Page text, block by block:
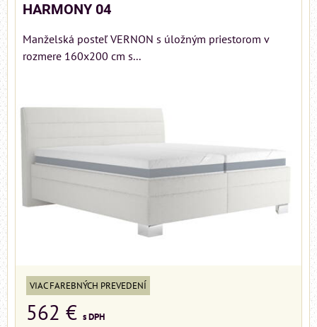
HARMONY 04
Manželská posteľ VERNON s úložným priestorom v
rozmere 160x200 cm s...
VIAC FAREBNÝCH PREVEDENÍ
562 € s DPH